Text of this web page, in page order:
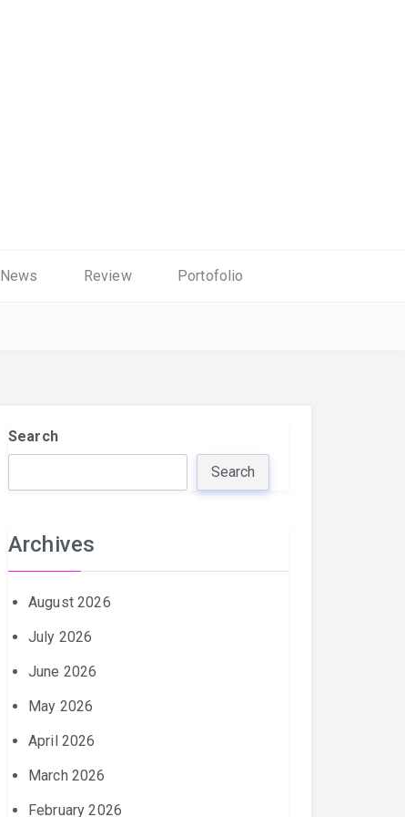
News Review Portofolio
Search
Search
Archives
August 2026
July 2026
June 2026
May 2026
April 2026
March 2026
February 2026